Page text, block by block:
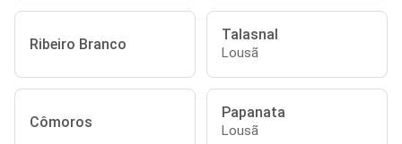
Ribeiro Branco
Talasnal
Lousã
Cômoros
Papanata
Lousã